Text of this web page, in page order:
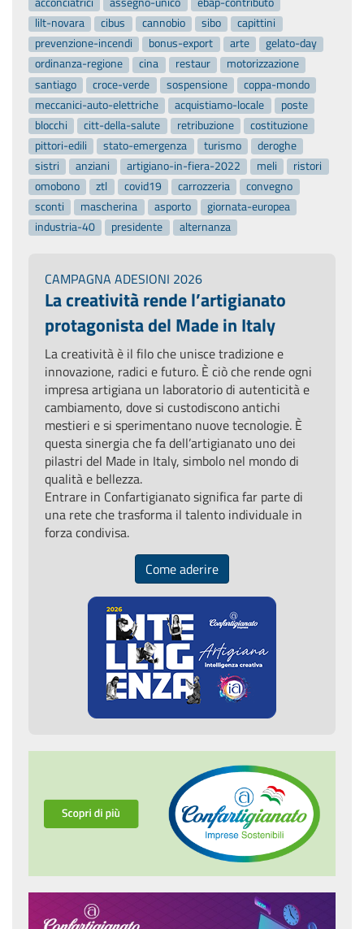
lilt-novara
cibus cannobio sibo
capittini
prevenzione-incendi
bonus-export arte
gelato-day
ordinanza-regione
cina restaur
motorizzazione
santiago
croce-verde sospensione
coppa-mondo
meccanici-auto-elettriche
acquistiamo-locale
poste
blocchi
citt-della-salute retribuzione
costituzione
pittori-edili
stato-emergenza turismo
deroghe
sistri
anziani artigiano-in-fiera-2022 meli
ristori
omobono
ztl covid19 carrozzeria
convegno
sconti
mascherina asporto
giornata-europea
industria-40
presidente alternanza
CAMPAGNA ADESIONI 2026
La creatività rende l’artigianato
protagonista del Made in Italy
La creatività è il filo che unisce tradizione e
innovazione, radici e futuro. È ciò che rende ogni
impresa artigiana un laboratorio di autenticità e
cambiamento, dove si custodiscono antichi
mestieri e si sperimentano nuove tecnologie. È
questa sinergia che fa dell’artigianato uno dei
pilastri del Made in Italy, simbolo nel mondo di
qualità e bellezza.
Entrare in Confartigianato significa far parte di
una rete che trasforma il talento individuale in
forza condivisa.
Come aderire